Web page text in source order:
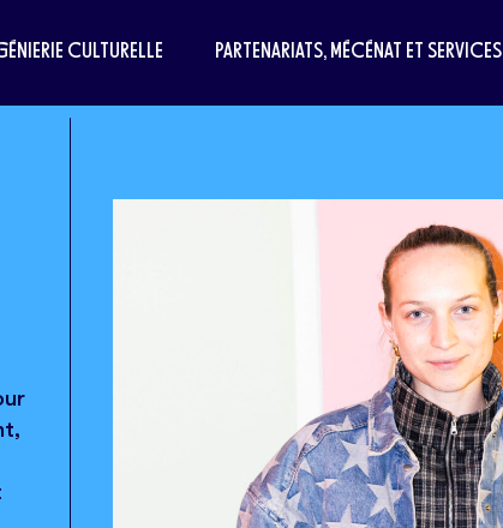
CULTURELLE PARTENARIATS, MÉCÉNAT ET